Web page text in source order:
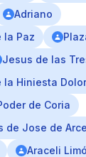
Adriano
la Paz
Jesus de las
la Hiniesta
de Coria
de Jose de Arce
Araceli